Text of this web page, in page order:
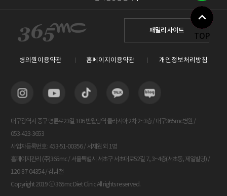
TOP
패밀리 사이트
병의원이용약관 홈페이지이용약관 개인정보처리방침
대구광역시 중구 명륜로23길 106 반월당역 클라시아 2차 2~3층 / 대구365mc병원 /
053-423-3653
사업자등록번호 : 453-51-00356 / 서재원 외 1명
홈페이지관리 (주)365mc / 서울특별시 서초구 서초대로52길 7, 3~4층(서초동, 제일빌딩) /
120-87-04354 / 김남철
Copyright 2019 ⓒ 365mc Diet Clinic All rights reserved.